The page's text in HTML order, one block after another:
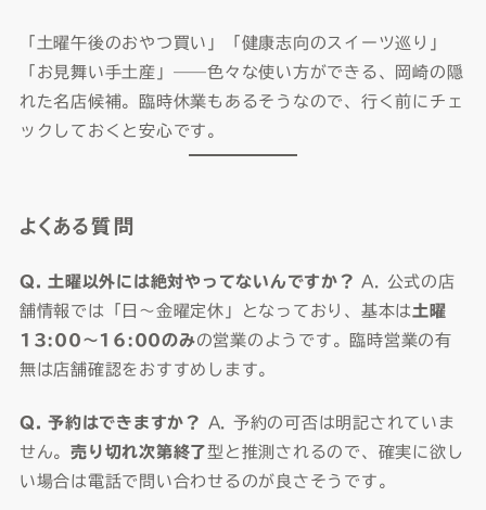
「土曜午後のおやつ買い」「健康志向のスイーツ巡り」
「お見舞い手土産」——色々な使い方ができる、岡崎の隠
れた名店候補。臨時休業もあるそうなので、行く前にチェ
ックしておくと安心です。
よくある質問
Q. 土曜以外には絶対やってないんですか？ A. 公式の店
舗情報では「日〜金曜定休」となっており、基本は 土曜
13:00〜16:00のみの営業のようです。臨時営業の有
無は店舗確認をおすすめします。
Q. 予約はできますか？
A. 予約の可否は明記されていま
せん。売り切れ次第終了型と推測されるので、確実に欲し
い場合は電話で問い合わせるのが良さそうです。